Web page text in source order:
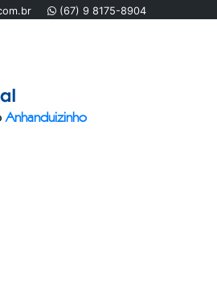
(67) 9 8175-8904
Anhanduizinho